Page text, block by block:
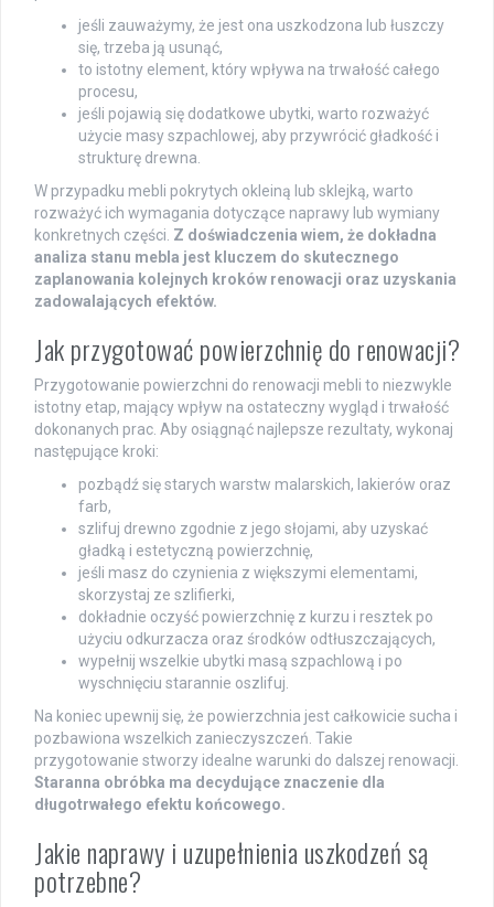
jeśli zauważymy, że jest ona uszkodzona lub łuszczy
się, trzeba ją usunąć,
to istotny element, który wpływa na trwałość całego
procesu,
jeśli pojawią się dodatkowe ubytki, warto rozważyć
użycie masy szpachlowej, aby przywrócić gładkość i
strukturę drewna.
W przypadku mebli pokrytych okleiną lub sklejką, warto
rozważyć ich wymagania dotyczące naprawy lub wymiany
konkretnych części. Z doświadczenia wiem, że dokładna
analiza stanu mebla jest kluczem do skutecznego
zaplanowania kolejnych kroków renowacji oraz uzyskania
zadowalających efektów.
Jak przygotować powierzchnię do renowacji?
Przygotowanie powierzchni do renowacji mebli to niezwykle
istotny etap, mający wpływ na ostateczny wygląd i trwałość
dokonanych prac. Aby osiągnąć najlepsze rezultaty, wykonaj
następujące kroki:
pozbądź się starych warstw malarskich, lakierów oraz
farb,
szlifuj drewno zgodnie z jego słojami, aby uzyskać
gładką i estetyczną powierzchnię,
jeśli masz do czynienia z większymi elementami,
skorzystaj ze szlifierki,
dokładnie oczyść powierzchnię z kurzu i resztek po
użyciu odkurzacza oraz środków odtłuszczających,
wypełnij wszelkie ubytki masą szpachlową i po
wyschnięciu starannie oszlifuj.
Na koniec upewnij się, że powierzchnia jest całkowicie sucha i
pozbawiona wszelkich zanieczyszczeń. Takie
przygotowanie stworzy idealne warunki do dalszej renowacji.
Staranna obróbka ma decydujące znaczenie dla
długotrwałego efektu końcowego.
Jakie naprawy i uzupełnienia uszkodzeń są
potrzebne?